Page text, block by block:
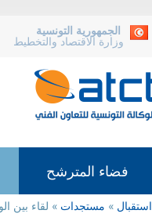
الجمهورية التونسية
وزارة الاقتصاد والتخطيط
فضاء المترشح
أنت
استقبال » مستجدات » لقاء بين